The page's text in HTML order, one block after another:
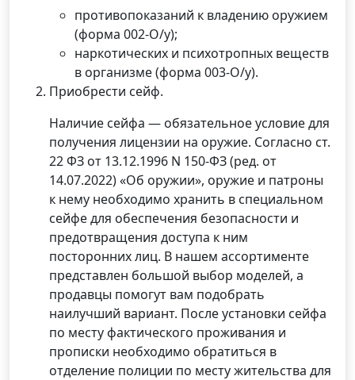
противопоказаний к владению оружием
(форма 002-О/у);
наркотических и психотропных веществ
в организме (форма 003-О/у).
Приобрести сейф.
Наличие сейфа — обязательное условие для
получения лицензии на оружие. Согласно ст.
22 ФЗ от 13.12.1996 N 150-ФЗ (ред. от
14.07.2022) «Об оружии», оружие и патроны
к нему необходимо хранить в специальном
сейфе для обеспечения безопасности и
предотвращения доступа к ним
посторонних лиц. В нашем ассортименте
представлен большой выбор моделей, а
продавцы помогут вам подобрать
наилучший вариант. После установки сейфа
по месту фактического проживания и
прописки необходимо обратиться в
отделение полиции по месту жительства для